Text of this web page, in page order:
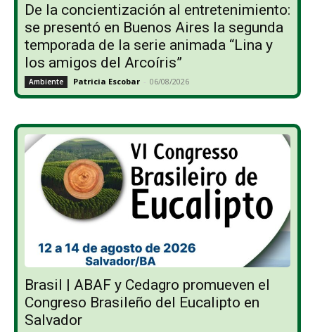
De la concientización al entretenimiento:
se presentó en Buenos Aires la segunda
temporada de la serie animada “Lina y
los amigos del Arcoíris”
Ambiente Patricia Escobar - 06/08/2026
Brasil | ABAF y Cedagro promueven el
Congreso Brasileño del Eucalipto en
Salvador